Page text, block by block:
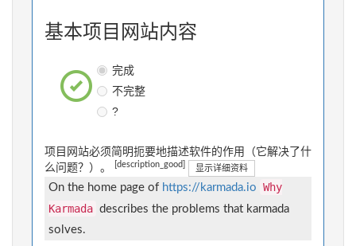
基本项目网站内容
完成
不完整
?
项目网站必须简明扼要地描述软件的作用（它解决了什
么问题？）。
[description_good] 显示详细资料
On the home page of https://karmada.io Why
Karmada describes the problems that karmada
solves.